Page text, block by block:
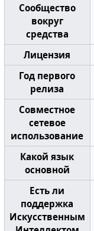
Сообщество
вокруг
средства
Лицензия
Год первого
релиза
Совместное
сетевое
использование
Какой язык
основной
Есть ли
поддержка
Искусственным